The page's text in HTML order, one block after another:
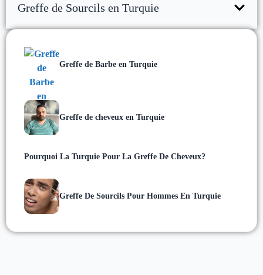
Greffe de Sourcils en Turquie
Greffe de Barbe en Turquie
Greffe de cheveux en Turquie
Pourquoi La Turquie Pour La Greffe De Cheveux?
Greffe De Sourcils Pour Hommes En Turquie